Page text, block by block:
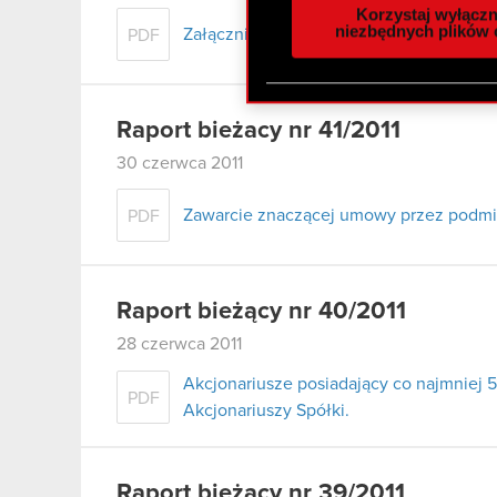
społecznościowym,
otrzymanymi od Ciebie
zgadasz się na używanie
Korzystaj
niezbędnych plików
PDF Załącznik - tekst jednolity statutu
Raport bieżacy nr 41/2011
30 czerwca 2011
PDF Zawarcie znaczącej umowy przez
Raport bieżący nr 40/2011
28 czerwca 2011
PDF
Akcjonariusze posiadający co najmniej
Akcjonariuszy Spółki.